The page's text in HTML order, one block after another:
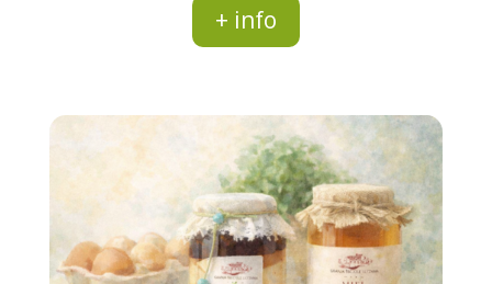
+ info